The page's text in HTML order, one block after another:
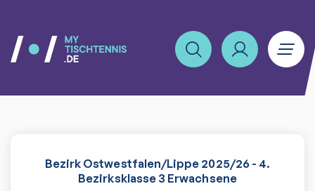
Bezirk Ostwestfalen/Lippe 2025/26 - 4.
Bezirksklasse 3 Erwachsene